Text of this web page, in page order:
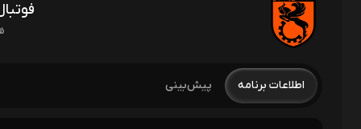
اطلاعات برنامه پیش‌بینی